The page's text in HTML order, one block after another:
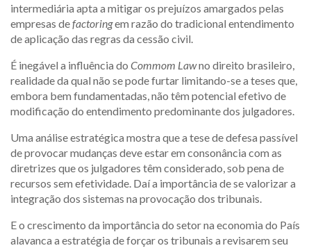
intermediária apta a mitigar os prejuízos amargados pelas
empresas defactoringem razão do tradicional entendimento
de aplicação das regras da cessão civil.
É inegável a influência do Commom Lawno direito brasileiro,
realidade da qual não se pode furtar limitando-se a teses que,
embora bem fundamentadas, não têm potencial efetivo de
modificação do entendimento predominante dos julgadores.
Uma análise estratégica mostra que a tese de defesa passível
de provocar mudanças deve estar em consonância com as
diretrizes que os julgadores têm considerado, sob pena de
recursos sem efetividade. Daí a importância de se valorizar a
integração dos sistemas na provocação dos tribunais.
E o crescimento da importância do setor na economia do País
alavanca a estratégia de forçar os tribunais a revisarem seu